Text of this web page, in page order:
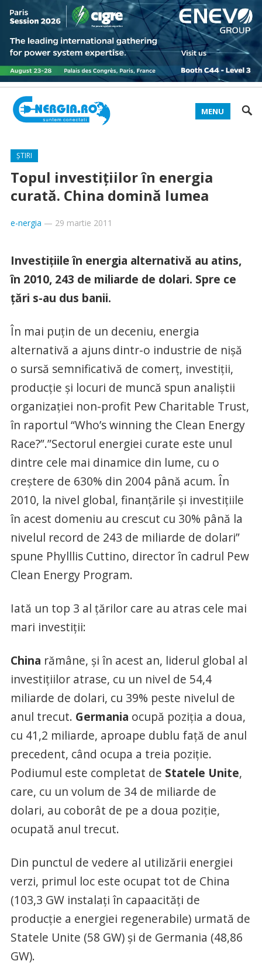
MENU
ȘTIRI
Topul investițiilor în energia
curată. China domină lumea
e-nergia — 29 martie 2011
Investiţiile în energia alternativă au atins,
în 2010, 243 de miliarde de dolari. Spre ce
ţări s-au dus banii.
În mai puţin de un deceniu, energia
alternativă a ajuns dintr-o industrie de nişă
o sursă semnificativă de comerţ, investiţii,
producţie şi locuri de muncă spun analiştii
organizaţiei non-profit Pew Charitable Trust,
în raportul “Who’s winning the Clean Energy
Race?”.”Sectorul energiei curate este unul
dintre cele mai dinamice din lume, cu o
creştere de 630% din 2004 până acum. În
2010, la nivel global, finanţările şi investiţiile
în acest domeniu au crescut cu 30% până la
nivelul record de 243 de miliarde de dolari”
spune Phylllis Cuttino, director în cadrul Pew
Clean Energy Program.
Iată un top 3 al ţărilor care au atras cele mai
mari investiţii:
China rămâne, şi în acest an, liderul global al
investiţiilor atrase, cu un nivel de 54,4
miliarde de dolari, cu 39% peste nivelul de
anul trecut. Germania ocupă poziţia a doua,
cu 41,2 miliarde, aproape dublu faţă de anul
precedent, când ocupa a treia poziţie.
Podiumul este completat de Statele Unite,
care, cu un volum de 34 de miliarde de
dolari, au coborât de pe a doua poziţie,
ocupată anul trecut.
Din punctul de vedere al utilizării energiei
verzi, primul loc este ocupat tot de China
(103,3 GW instalaţi în capaacităţi de
producţie a energiei regenerabile) urmată de
Statele Unite (58 GW) şi de Germania (48,86
GW).